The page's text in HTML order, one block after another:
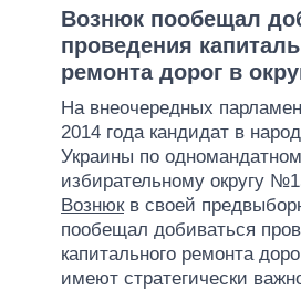
ДАЙДЖЕСТЫ
ВЕРХОВНАЯ РАДА
КАБИНЕТ МИНИСТРОВ
ГЛАВЫ
МЭРЫ
ВСЕ ПЕРСОНЫ
Вознюк пообещал
проведения
ремонта дорог в
На внеочередных
2014 года кандидат в
Украины по
избирательному округу
Вознюкв своей
пообещал добиваться
капитального ремонта
имеют стратегически